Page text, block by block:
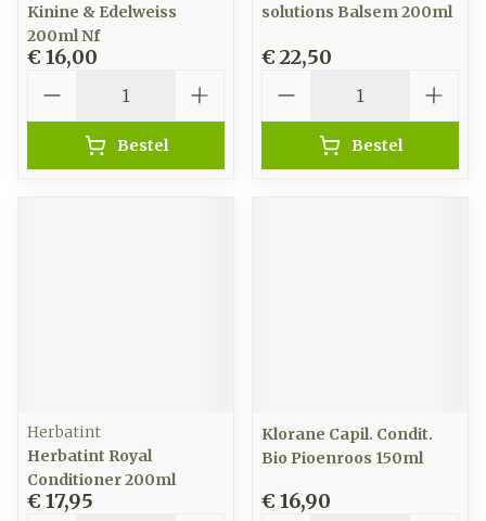
Kinine & Edelweiss
200ml Nf
€ 16,00
Bestel
solutions Balsem 200ml
€ 22,50
Bestel
Herbatint
Herbatint Royal
Conditioner 200ml
€ 17,95
Klorane Capil. Condit.
Bio Pioenroos 150ml
€ 16,90